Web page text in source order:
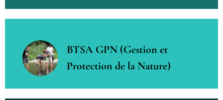
BTSA GPN (Gestion et
Protection de la Nature)